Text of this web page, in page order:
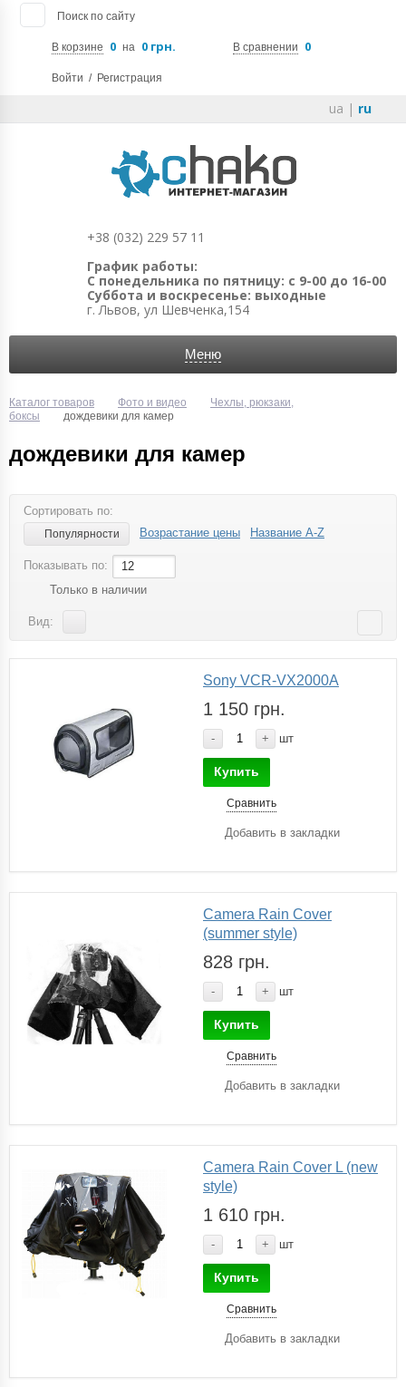
Поиск по сайту
В корзине 0 на 0 грн. В сравнении 0
Войти / Регистрация
ua | ru
+38 (032) 229 57 11
График работы:
С понедельника по пятницу: с 9-00 до 16-00
Суббота и воскресенье: выходные
г. Львов, ул Шевченка,154
Меню
Каталог товаров Фото и видео
Чехлы, рюкзаки,
боксы
дождевики для камер
дождевики для камер
Сортировать по:
Популярности Возрастание цены Название A-Z
Показывать по:
12
Только в наличии
Вид:
Sony VCR-VX2000A
1 150 грн.
- + шт
Купить
Сравнить
Добавить в закладки
Camera Rain Cover
(summer style)
828 грн.
- + шт
Купить
Сравнить
Добавить в закладки
Camera Rain Cover L (new
style)
1 610 грн.
- + шт
Купить
Сравнить
Добавить в закладки